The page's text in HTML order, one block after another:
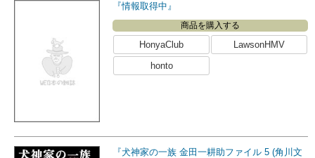
『情報取得中』
商品を購入する
HonyaClub
LawsonHMV
honto
『犬神家の一族 金田一耕助ファイル 5 (角川文